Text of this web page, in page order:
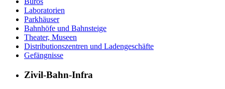
Laboratorien
Parkhäuser
Bahnhöfe und Bahnsteige
Theater, Museen
Distributionszentren und Ladengeschäfte
Gefängnisse
Zivil-Bahn-Infra